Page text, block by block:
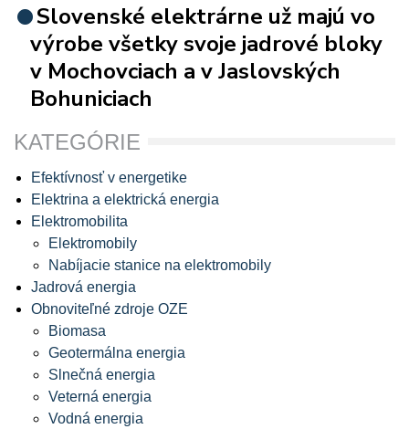
Slovenské elektrárne už majú vo
výrobe všetky svoje jadrové bloky
v Mochovciach a v Jaslovských
Bohuniciach
KATEGÓRIE
Efektívnosť v energetike
Elektrina a elektrická energia
Elektromobilita
Elektromobily
Nabíjacie stanice na elektromobily
Jadrová energia
Obnoviteľné zdroje OZE
Biomasa
Geotermálna energia
Slnečná energia
Veterná energia
Vodná energia